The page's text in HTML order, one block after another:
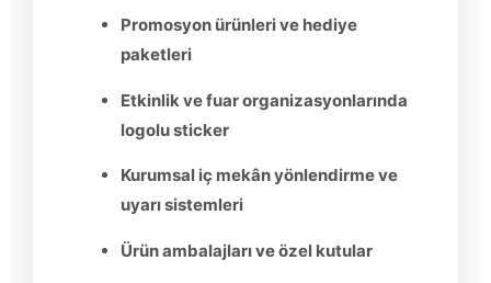
Promosyon ürünleri ve hediye
paketleri
Etkinlik ve fuar organizasyonlarında
logolu sticker
Kurumsal iç mekân yönlendirme ve
uyarı sistemleri
Ürün ambalajları ve özel kutular